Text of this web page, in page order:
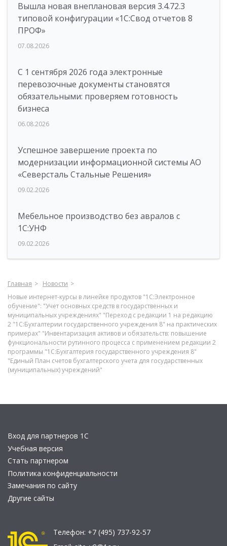
Вышла новая внеплановая версия 3.4.72.3
типовой конфигурации «1C:Свод отчетов 8
ПРОФ»
07.08.2026
С 1 сентября 2026 года электронные
перевозочные документы становятся
обязательными: проверяем готовность
бизнеса
06.08.2026
Успешное завершение проекта по
модернизации информационной системы АО
«Северсталь Стальные Решения»
09.02.2026
Мебельное производство без авралов с
1С:УНФ
09.02.2026
Главная
Новости
Новые интернет-курсы в линейке продуктов "1С:Электронное
обучение": "Учет основных средств в государственных и
муниципальных учреждениях" "Переход с редакции 1 на редакцию
2 "1С:Бухгалтерии государственного учреждения 8" на практических
примерах" "Инвентаризация активов и обязательств: повышение
функциональности рутинного процесса с применением редакции 2
программы "1С:Бухгалтерия государственного учреждения 8"
"Единый План счетов бухгалтерского учета для государственных
(муниципальных) учреждений"
Вход для партнеров 1С
Учебная версия
Стать партнером
Политика конфиденциальности
Замечания по сайту
Другие сайты
Телефон: +7 (495) 737-92-57